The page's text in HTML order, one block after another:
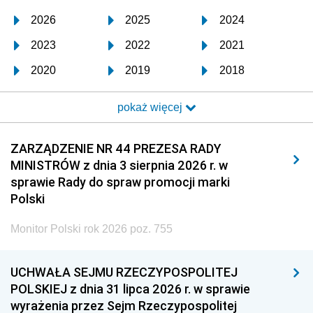
2026 2025 2024
2023 2022 2021
2020 2019 2018
2017 2016 2015
2014 2013 2012
2011 2010 2009
2008 2007 2006
2005
1996 1995 1994
1993 1992 1991
pokaż więcej
ZARZĄDZENIE NR 44 PREZESA RADY
MINISTRÓW z dnia 3 sierpnia 2026 r. w
sprawie Rady do spraw promocji marki
Polski
Monitor Polski rok 2026 poz. 755
UCHWAŁA SEJMU RZECZYPOSPOLITEJ
POLSKIEJ z dnia 31 lipca 2026 r. w sprawie
wyrażenia przez Sejm Rzeczypospolitej